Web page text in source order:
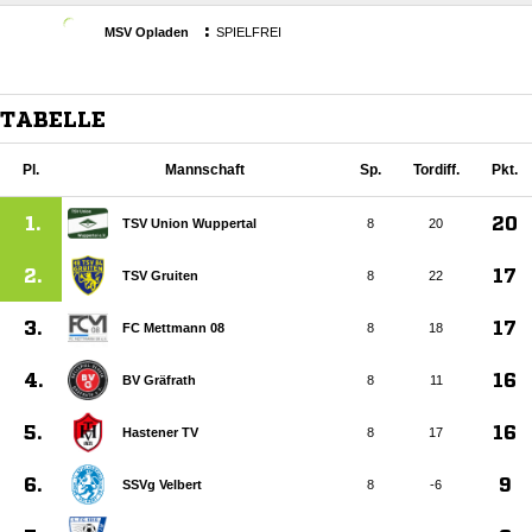
MSV Opladen : SPIELFREI
TABELLE
Pl. Mannschaft Sp. Tordiff. Pkt.
1. TSV Union Wuppertal 8 20 20
2. TSV Gruiten 8 22 17
3. FC Mettmann 08 8 18 17
4. BV Gräfrath 8 11 16
5. Hastener TV 8 17 16
6. SSVg Velbert 8 -6 9